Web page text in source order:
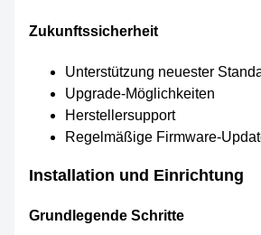
Zukunftssicherheit
Unterstützung neuester
Upgrade-Möglichkeiten
Herstellersupport
Regelmäßige Firmware-
Installation und Einrichtung
Grundlegende Schritte